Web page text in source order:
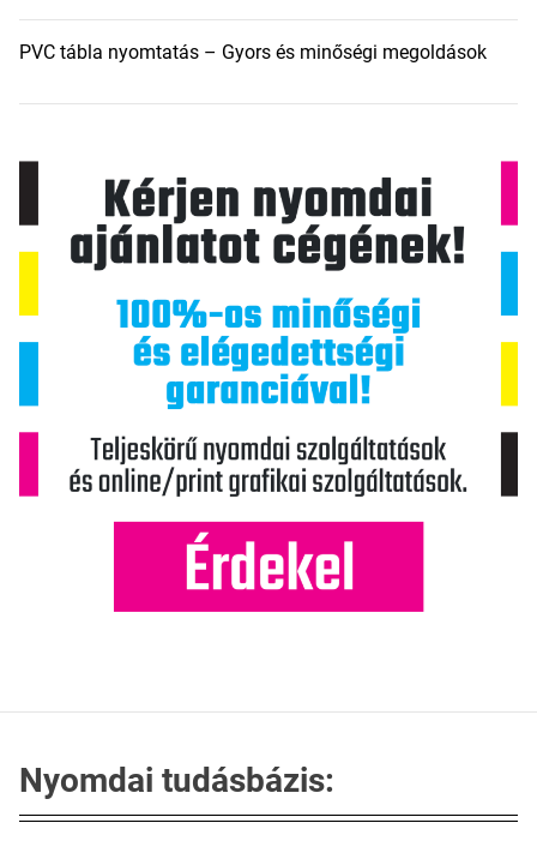
PVC tábla nyomtatás – Gyors és minőségi megoldások
Nyomdai tudásbázis: